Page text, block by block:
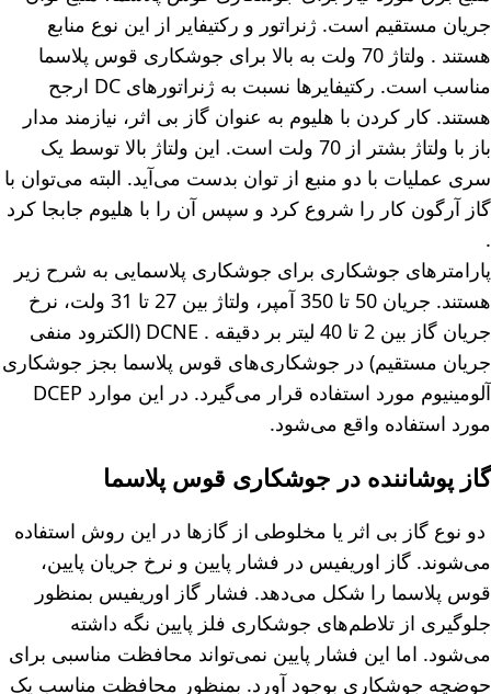
جریان مستقیم است. ژنراتور و رکتیفایر از این نوع منابع
هستند . ولتاژ 70 ولت به بالا برای جوشکاری قوس پلاسما
مناسب است. رکتیفایرها نسبت به ژنراتورهای DC ارجح
هستند. کار کردن با هلیوم به عنوان گاز بی اثر، نیازمند مدار
باز با ولتاژ بشتر از 70 ولت است. این ولتاژ بالا توسط یک
سری عملیات با دو منبع از توان بدست می‌آید. البته می‌توان با
گاز آرگون کار را شروع کرد و سپس آن را با هلیوم جابجا کرد
.
پارامترهای جوشکاری برای جوشکاری پلاسمایی به شرح زیر
هستند. جریان 50 تا 350 آمپر، ولتاژ بین 27 تا 31 ولت، نرخ
جریان گاز بین 2 تا 40 لیتر بر دقیقه . DCNE (الکترود منفی
جریان مستقیم) در جوشکاری‌های قوس پلاسما بجز جوشکاری
آلومینیوم مورد استفاده قرار می‌گیرد. در این موارد DCEP
مورد استفاده واقع می‌شود.
گاز پوشاننده در جوشکاری قوس پلاسما
دو نوع گاز بی اثر یا مخلوطی از گازها در این روش استفاده
می‌شوند. گاز اوریفیس در فشار پایین و نرخ جریان پایین،
قوس پلاسما را شکل می‌دهد. فشار گاز اوریفیس بمنظور
جلوگیری از تلاطم‌های جوشکاری فلز پایین نگه داشته
می‌شود. اما این فشار پایین نمی‌تواند محافظت مناسبی برای
حوضچه جوشکاری بوجود آورد. بمنظور محافظت مناسب یک